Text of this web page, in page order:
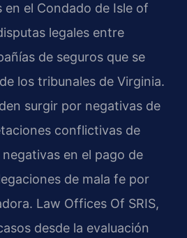
en el Condado de Isle of
legales entre
de seguros que se
los tribunales de Virginia.
surgir por negativas de
conflictivas de
en el pago de
de mala fe por
Law Offices Of SRIS,
desde la evaluación